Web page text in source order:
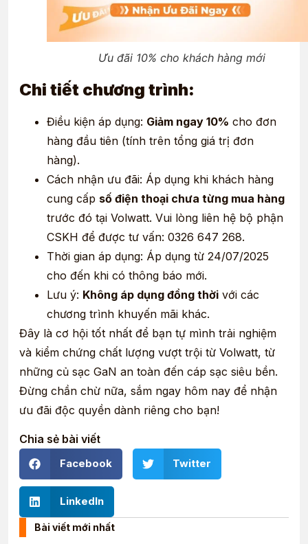
Ưu đãi 10% cho khách hàng mới
Chi tiết chương trình:
Điều kiện áp dụng: Giảm ngay 10% cho đơn
hàng đầu tiên (tính trên tổng giá trị đơn
hàng).
Cách nhận ưu đãi: Áp dụng khi khách hàng
cung cấp số điện thoại chưa từng mua hàng
trước đó tại Volwatt. Vui lòng liên hệ bộ phận
CSKH để được tư vấn: 0326 647 268.
Thời gian áp dụng: Áp dụng từ 24/07/2025
cho đến khi có thông báo mới.
Lưu ý: Không áp dụng đồng thời với các
chương trình khuyến mãi khác.
Đây là cơ hội tốt nhất để bạn tự mình trải nghiệm
và kiểm chứng chất lượng vượt trội từ Volwatt, từ
những củ sạc GaN an toàn đến cáp sạc siêu bền.
Đừng chần chừ nữa, sắm ngay hôm nay để nhận
ưu đãi độc quyền dành riêng cho bạn!
Chia sẻ bài viết
Facebook Twitter
LinkedIn
Bài viết mới nhất